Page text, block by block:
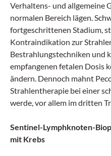
Verhaltens- und allgemeine
normalen Bereich lägen.
fortgeschrittenen Stadium,
Kontraindikation zur
Bestrahlungstechniken und
empfangenen fetalen Dosis
ändern. Dennoch mahnt
Strahlentherapie bei einer
werde, vor allem im dritten
Sentinel-Lymphknoten-
mit Krebs